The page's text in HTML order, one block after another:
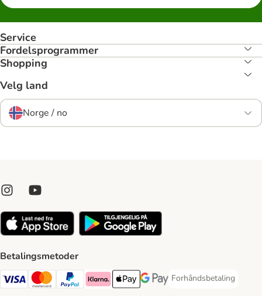
Service
Fordelsprogrammer
Shopping
Velg land
Norge / no
Betalingsmetoder
Visa Payment Method
Mastercard Payment Method
PayPal Payment Method
Klarna Payment Method
Apple Pay Payment Method
Google Pay Payment Method
Forhåndsbetaling
Forhåndsbetaling